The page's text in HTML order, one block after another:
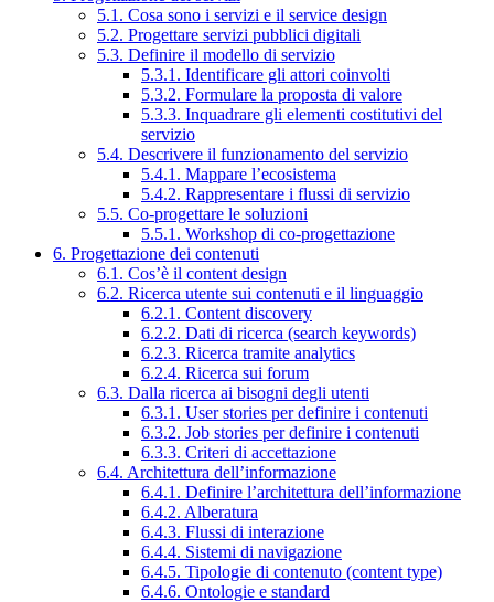
5.1. Cosa sono i servizi e il service design
5.2. Progettare servizi pubblici digitali
5.3. Definire il modello di servizio
5.3.1. Identificare gli attori coinvolti
5.3.2. Formulare la proposta di valore
5.3.3. Inquadrare gli elementi costitutivi del
servizio
5.4. Descrivere il funzionamento del servizio
5.4.1. Mappare l’ecosistema
5.4.2. Rappresentare i flussi di servizio
5.5. Co-progettare le soluzioni
5.5.1. Workshop di co-progettazione
6. Progettazione dei contenuti
6.1. Cos’è il content design
6.2. Ricerca utente sui contenuti e il linguaggio
6.2.1. Content discovery
6.2.2. Dati di ricerca (search keywords)
6.2.3. Ricerca tramite analytics
6.2.4. Ricerca sui forum
6.3. Dalla ricerca ai bisogni degli utenti
6.3.1. User stories per definire i contenuti
6.3.2. Job stories per definire i contenuti
6.3.3. Criteri di accettazione
6.4. Architettura dell’informazione
6.4.1. Definire l’architettura dell’informazione
6.4.2. Alberatura
6.4.3. Flussi di interazione
6.4.4. Sistemi di navigazione
6.4.5. Tipologie di contenuto (content type)
6.4.6. Ontologie e standard